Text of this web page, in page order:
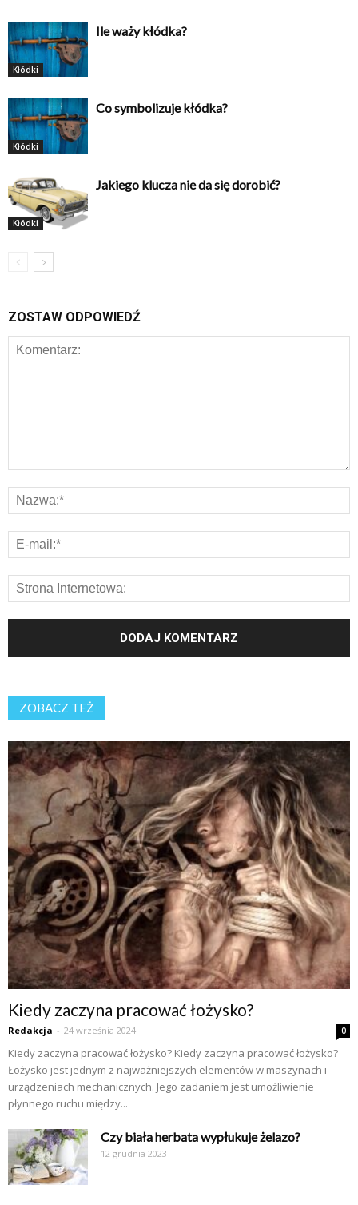
Kłódki
Ile waży kłódka?
Kłódki
Co symbolizuje kłódka?
Kłódki
Jakiego klucza nie da się dorobić?
ZOSTAW ODPOWIEDŹ
ZOBACZ TEŻ
Kiedy zaczyna pracować łożysko?
Redakcja - 24 września 2024 0
Kiedy zaczyna pracować łożysko? Kiedy zaczyna pracować łożysko?
Łożysko jest jednym z najważniejszych elementów w maszynach i
urządzeniach mechanicznych. Jego zadaniem jest umożliwienie
płynnego ruchu między...
Czy biała herbata wypłukuje żelazo?
12 grudnia 2023